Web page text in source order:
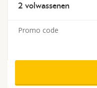
2 volwassenen
Promo code